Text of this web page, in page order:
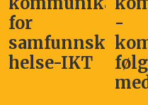
for
helse-IKT
-